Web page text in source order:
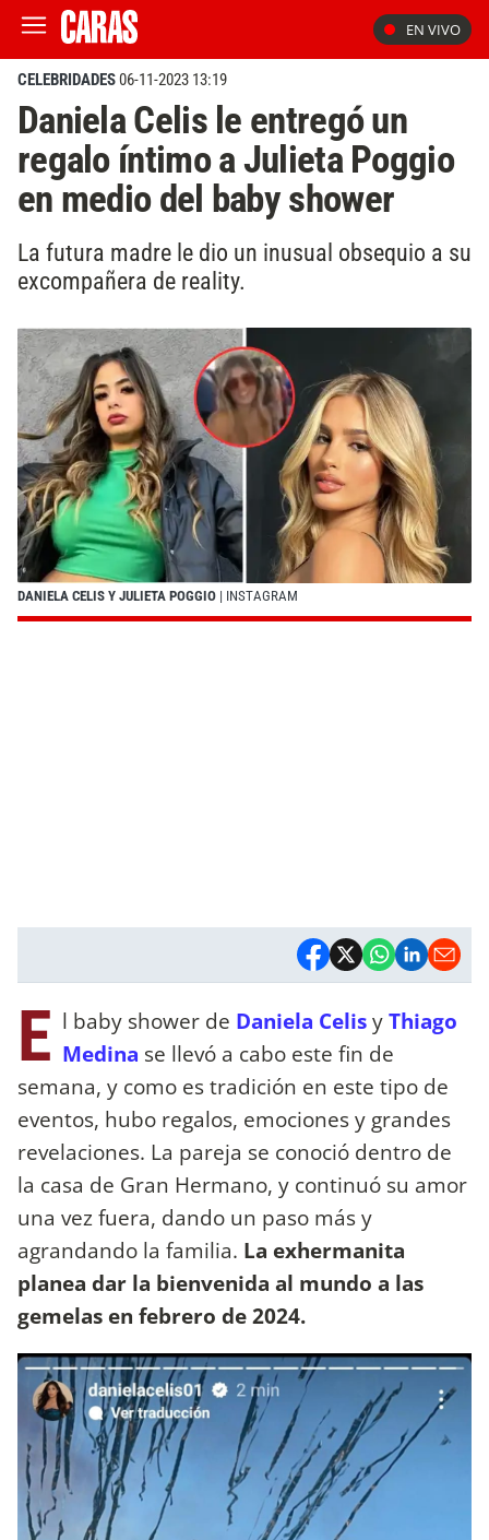
EN VIVO
CELEBRIDADES06-11-2023 13:19
Daniela Celis le entregó un
regalo íntimo a Julieta Poggio
en medio del baby shower
La futura madre le dio un inusual obsequio a su
excompañera de reality.
DANIELA CELIS Y JULIETA POGGIO | INSTAGRAM
E l baby shower de Daniela CelisyThiago
Medina se llevó a cabo este fin de
semana, y como es tradición en este tipo de
eventos, hubo regalos, emociones y grandes
revelaciones. La pareja se conoció dentro de
la casa de Gran Hermano, y continuó su amor
una vez fuera, dando un paso más y
agrandando la familia. La exhermanita
planea dar la bienvenida al mundo a las
gemelas en febrero de 2024.